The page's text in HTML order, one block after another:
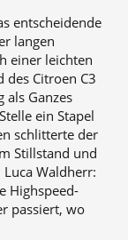
entscheidende
langen
einer leichten
des Citroen C3
als Ganzes
ein Stapel
schlitterte der
Stillstand und
Waldherr:
Highspeed-
passiert, wo